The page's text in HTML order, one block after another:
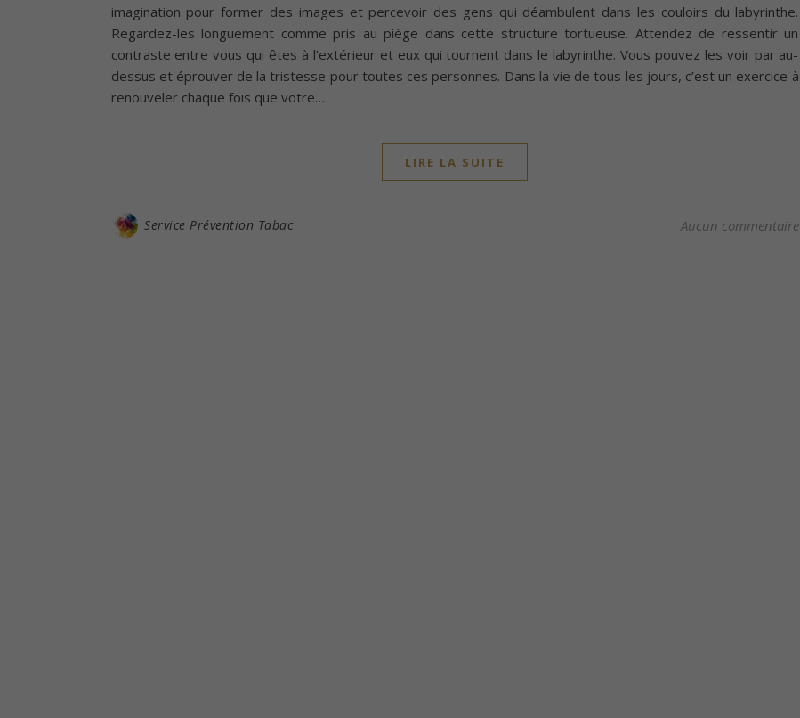
imagination pour former des images et percevoir des gens qui déambulent dans les couloirs du labyrinthe.
Regardez-les longuement comme pris au piège dans cette structure tortueuse. Attendez de ressentir un
contraste entre vous qui êtes à l’extérieur et eux qui tournent dans le labyrinthe. Vous pouvez les voir par au-
dessus et éprouver de la tristesse pour toutes ces personnes. Dans la vie de tous les jours, c’est un exercice à
renouveler chaque fois que votre…
LIRE LA SUITE
Service Prévention Tabac Aucun commentaire